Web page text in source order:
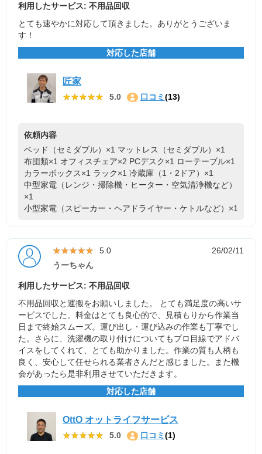
利用したサービス: 不用品回収
とても速やかに対応して頂きました。ありがとうございま
す！
対応した店舗
匠家
★★★★★
★★★★★ 5.0 口コミ (13)
依頼内容
ベッド（セミダブル）×1 マットレス（セミダブル）×1
布団類×1 オフィスチェア×2 PCデスク×1 ローテーブル×1
カラーボックス×1 ラック×1 冷蔵庫（1・2ドア）×1
中型家電（レンジ・掃除機・ヒーター・空気清浄機など）
×1
小型家電（スピーカー・ヘアドライヤー・ケトルなど）×1
★★★★★
★★★★★ 5.0
26/02/11
うーちゃん
利用したサービス: 不用品回収
不用品回収と運搬をお願いしました。 とても満足度の高いサ
ービスでした。料金はとても良心的で、見積もりから作業当
日まで終始スムーズ。運び出し・運び込みの作業も丁寧でし
た。さらに、洗濯機の取り付けについてもプロ目線でアドバ
イスをしてくれて、とても助かりました。作業の質も人柄も
良く、安心して任せられる業者さんだと感じました。また機
会があったら是非利用させていただきます。
対応した店舗
OttO オットライフサービス
★★★★★
★★★★★ 5.0 口コミ (1)